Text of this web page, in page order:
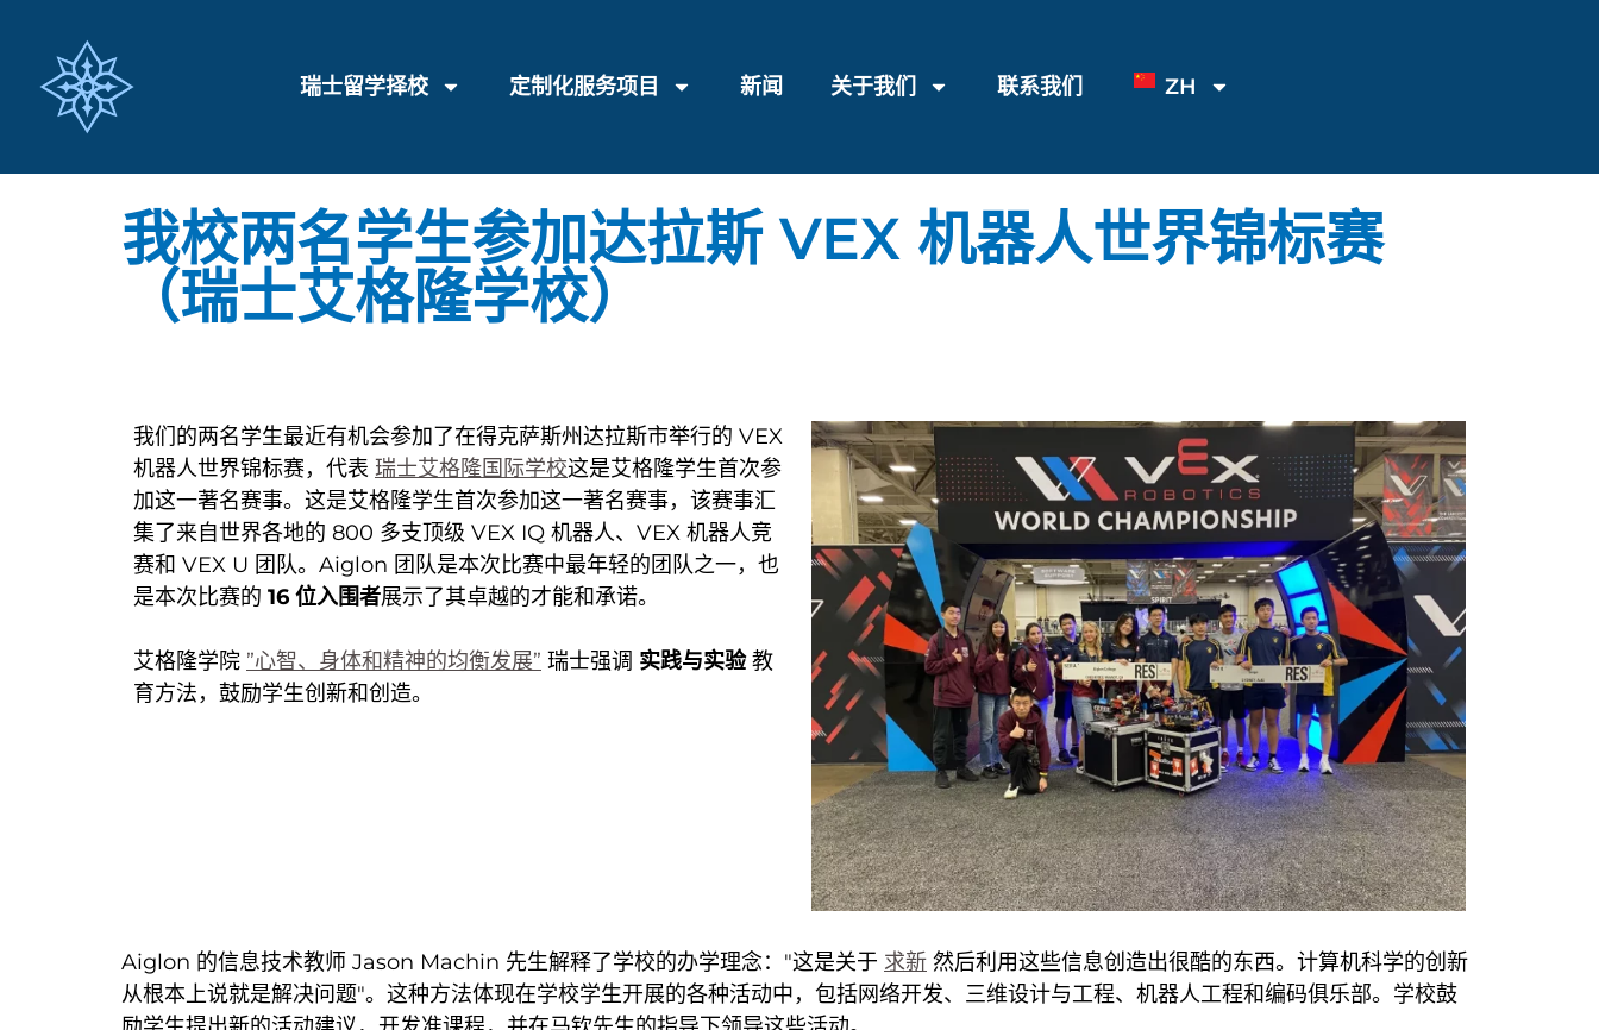
瑞士留学择校 定制化服务项目 新闻 关于我们 联系我们 ZH
我校两名学生参加达拉斯 VEX 机器人世界锦标赛
（瑞士艾格隆学校）
我们的两名学生最近有机会参加了在得克萨斯州达拉斯市举行的 VEX
机器人世界锦标赛，代表 瑞士艾格隆国际学校这是艾格隆学生首次参
加这一著名赛事。这是艾格隆学生首次参加这一著名赛事，该赛事汇
集了来自世界各地的 800 多支顶级 VEX IQ 机器人、VEX 机器人竞
赛和 VEX U 团队。Aiglon 团队是本次比赛中最年轻的团队之一，也
是本次比赛的 16 位入围者展示了其卓越的才能和承诺。
艾格隆学院 ”心智、身体和精神的均衡发展” 瑞士强调 实践与实验教
育方法，鼓励学生创新和创造。
Aiglon 的信息技术教师 Jason Machin 先生解释了学校的办学理念："这是关于 求新 然后利用这些信息创造出很酷的东西。计算机科学的创新
从根本上说就是解决问题"。这种方法体现在学校学生开展的各种活动中，包括网络开发、三维设计与工程、机器人工程和编码俱乐部。学校鼓